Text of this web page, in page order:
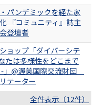
パンデミックを経た家
『コミュニティ』誌主
登壇者
ョップ「ダイバーシテ
たは多様性をどこまで
-」@渥美国際交流財団
テーター
全件表示（12件）